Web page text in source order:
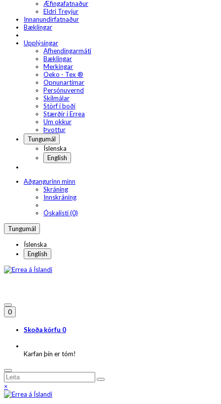
Æfingafatnaður
Eldri Treyjur
Innanundirfatnaður
Bæklingar
Upplýsingar
Afhendingarmáti
Bæklingar
Merkingar
Oeko - Tex ®
Opnunartímar
Persónuvernd
Skilmálar
Störf í boði
Stærðir í Errea
Um okkur
Þvottur
Tungumál
Íslenska
English
Aðgangurinn minn
Skráning
Innskráning
Óskalisti (0)
Tungumál
Íslenska
English
0
Skoða körfu 0
Karfan þín er tóm!
×